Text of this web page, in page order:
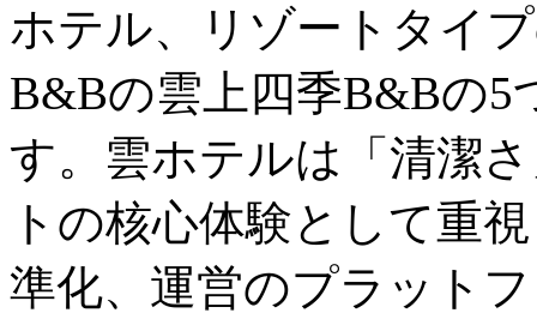
ホテル、リゾートタイ
B&Bの雲上四季B&Bの5
す。雲ホテルは「清潔
トの核心体験として重
準化、運営のプラット